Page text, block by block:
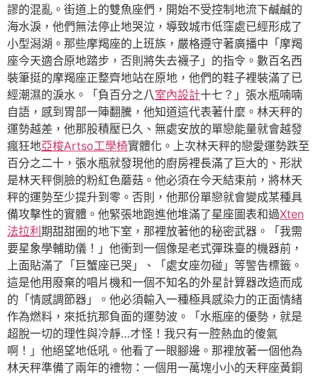
謬的混亂。街道上的雙魚座們，開始不受控制地流下鹹鹹的
海水淚，他們無法停止地哭泣，導致城市低窪處已經形成了
小型潟湖。那些摩羯座的上班族，嚴格遵守著廣播中「摩羯
座今天適合原地踏步，否則將失去襪子」的指令。數百名西
裝筆挺的摩羯座正整齊地站在原地，他們的鞋子裡裝滿了已
經潮濕的淚水。「負百分之八室內設計十七？」張水瓶喃喃
自語，感到胃部一陣翻騰，他知道這代表著什麼。林天秤的
運勢越差，他那股積壓已久、無處安放的單戀能量就會越發
瘋狂地亞梭Artso工學椅實體化。上次林天秤的戀愛運勢跌至
百分之二十，張水瓶就發現他的廚房裡長滿了巨大的、形狀
是林天秤側臉的粉紅色蘑菇。他必須在今天結束前，將林天
秤的運勢至少提升到零。否則，他那份單戀就會變成某種具
備攻擊性的實體。他緊張地跑進他堆滿了星座圖表和過Xten
法拉利期甜甜圈的地下室，那裡放著他的秘密武器。「我需
要星象學輔助儀！」他衝到一個像是老式彈珠臺的機器前，
上面貼滿了「巨蟹座已哭」、「處女座勿碰」等警告標籤。
這是他用廢棄的唱片機和一個不知名的外星計算器改造而成
的「情感調節器」。他必須輸入一種極具感染力的正面情緒
作為燃料，來抵抗那負面的運勢波。「水瓶座的優勢，就是
超脫一切的理性與冷靜…才怪！我只有一腔熱血的傻氣
啊！」他絕望地低吼。他看了一眼腳邊。那裡放著一個他為
林天秤準備了兩年的禮物：一個用一萬塊小小的天秤座黃銅